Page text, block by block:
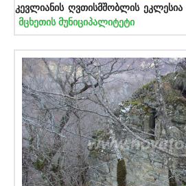
კევლიანის ღვთისმშობლის ეკლესია
მცხეთის მუნიციპალიტეტი